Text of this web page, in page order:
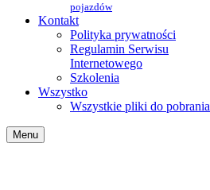
pojazdów
Kontakt
Polityka prywatności
Regulamin Serwisu
Internetowego
Szkolenia
Wszystko
Wszystkie pliki do pobrania
Menu